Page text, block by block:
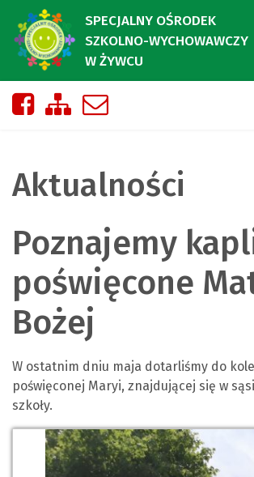
SPECJALNY OŚRODEK
SZKOLNO-WYCHOWAWCZY
W ŻYWCU
Nasza strona na Facebooku
Zobacz mapę strony
Aktualności
Poznajemy
poświęcone
Bożej
W ostatnim dniu maja dotarliśmy do
poświęconej Maryi, znajdującej się w
szkoły.